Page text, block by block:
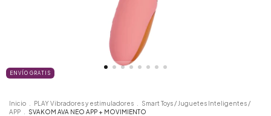
ENVÍO GRATIS
Inicio PLAY Vibradores y estimuladores
Smart Toys / Juguetes Inteligentes /
APP
SVAKOM AVA NEO APP + MOVIMIENTO